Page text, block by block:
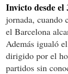
Invicto desde el
jornada, cuando
el Barcelona
Además igualó
dirigido por el
partidos sin